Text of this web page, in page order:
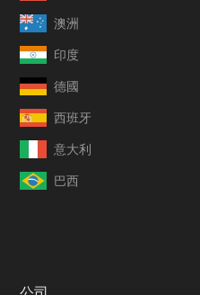
澳洲
印度
德國
西班牙
意大利
巴西